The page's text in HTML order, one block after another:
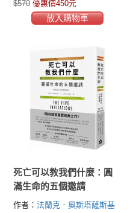
$570 優惠價450元
放入購物車
死亡可以教我們什麼：圓
滿生命的五個邀請
作者： 法蘭克．奧斯塔薩斯基